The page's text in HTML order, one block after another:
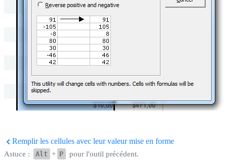
Remplir les cellules avec leur valeur mise en forme
Astuce : Alt + P pour l'outil précédent.